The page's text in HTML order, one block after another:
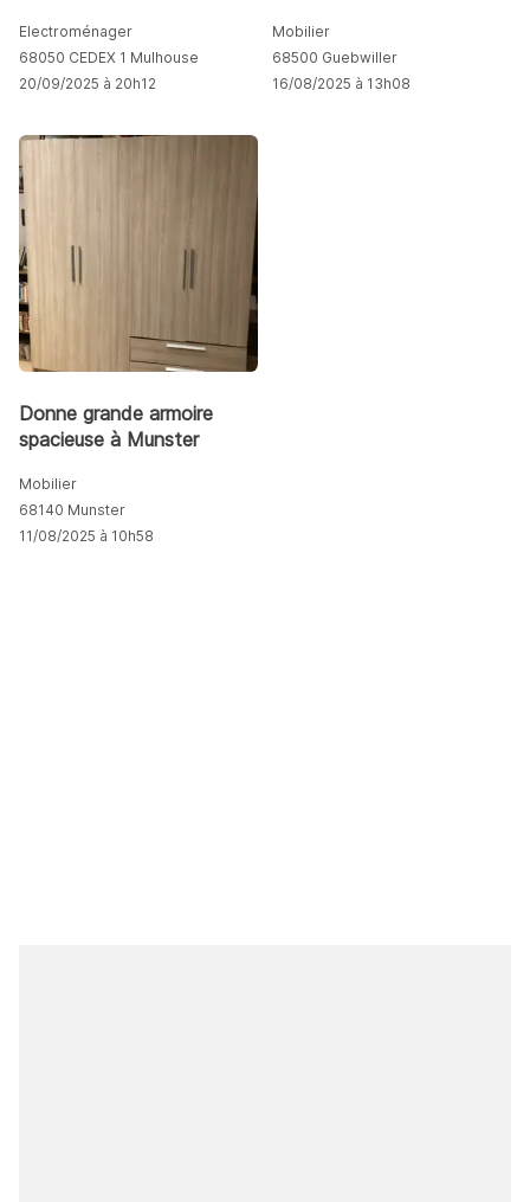
Electroménager
68050 CEDEX 1 Mulhouse
20/09/2025 à 20h12
Mobilier
68500 Guebwiller
16/08/2025 à 13h08
Donne grande armoire
spacieuse à Munster
Mobilier
68140 Munster
11/08/2025 à 10h58